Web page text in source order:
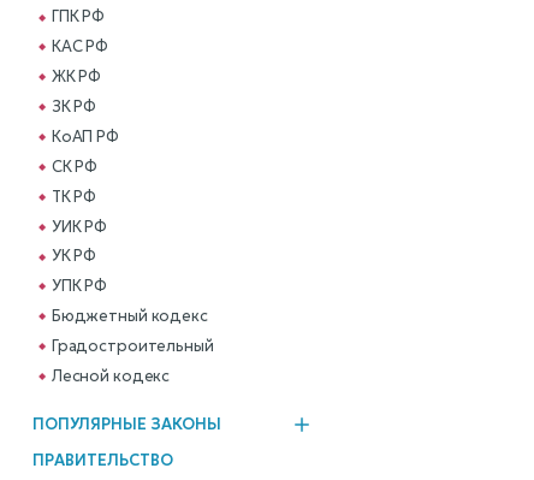
ГПК РФ
КАС РФ
ЖК РФ
ЗК РФ
КоАП РФ
СК РФ
ТК РФ
УИК РФ
УК РФ
УПК РФ
Бюджетный кодекс
Градостроительный
Лесной кодекс
ПОПУЛЯРНЫЕ ЗАКОНЫ
ПРАВИТЕЛЬСТВО